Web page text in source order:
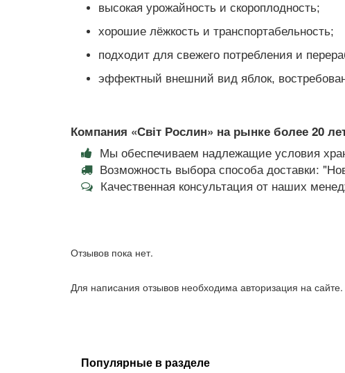
высокая урожайность и скороплодность;
хорошие лёжкость и транспортабельность;
подходит для свежего потребления и
эффектный внешний вид яблок,
Компания «Світ Рослин» на рынке более 20
Мы обеспечиваем надлежащие условия
Возможность выбора способа доставки:
Качественная консультация от наших
Отзывов пока нет.
Для написания отзывов необходима авторизация на сайте.
Популярные в разделе